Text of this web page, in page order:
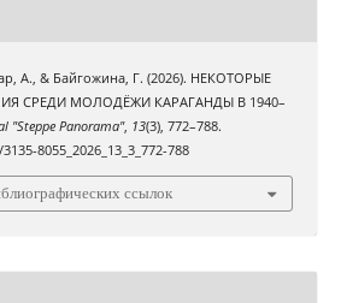
А., & Байгожина, Г. (2026). НЕКОТОРЫЕ
СРЕДИ МОЛОДЁЖИ КАРАГАНДЫ В 1940–
"Steppe Panorama", 13(3), 772–788.
8055_2026_13_3_772-788
ссылок